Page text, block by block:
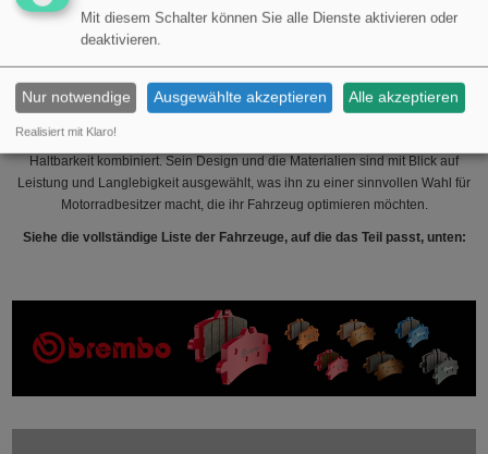
Fahrerlebnis beeinflussen wird. Für Tourenmotorräder, die oft für lange
Strecken verwendet werden, kann ein verbesserter Auspuff nicht nur einen
besseren Klang, sondern auch eine gleichmäßigere und effizientere
Motorleistung bieten, was bei längeren Fahrten von Vorteil sein kann.
Insgesamt ist LYDDÄMPFER SBK GP STYLE SCHWARZE AUSGABE ein
technisch durchdachtes Produkt, das Ästhetik mit Funktionalität und
Haltbarkeit kombiniert. Sein Design und die Materialien sind mit Blick auf
Leistung und Langlebigkeit ausgewählt, was ihn zu einer sinnvollen Wahl für
Motorradbesitzer macht, die ihr Fahrzeug optimieren möchten.
Siehe die vollständige Liste der Fahrzeuge, auf die das Teil passt, unten:
Mit diesem Schalter können Sie alle Dienste aktivieren oder
deaktivieren.
Nur notwendige Ausgewählte akzeptieren Alle akzeptieren
Realisiert mit Klaro!